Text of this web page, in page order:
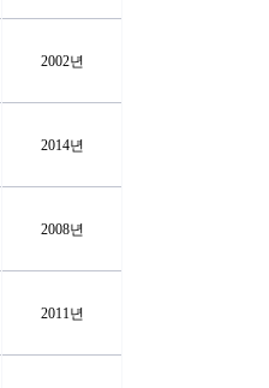
2002년
2014년
2008년
2011년